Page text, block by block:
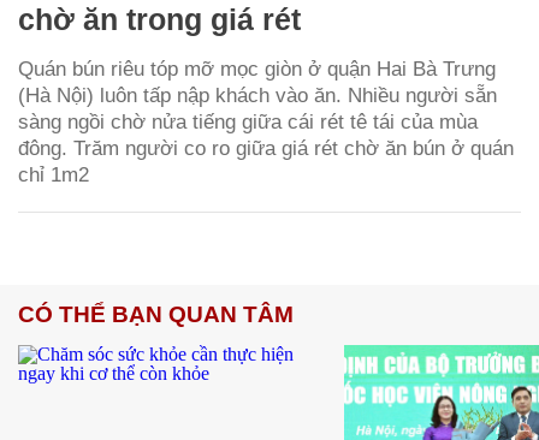
chờ ăn trong giá rét
Quán bún riêu tóp mỡ mọc giòn ở quận Hai Bà Trưng
(Hà Nội) luôn tấp nập khách vào ăn. Nhiều người sẵn
sàng ngồi chờ nửa tiếng giữa cái rét tê tái của mùa
đông. Trăm người co ro giữa giá rét chờ ăn bún ở quán
chỉ 1m2
CÓ THỂ BẠN QUAN TÂM